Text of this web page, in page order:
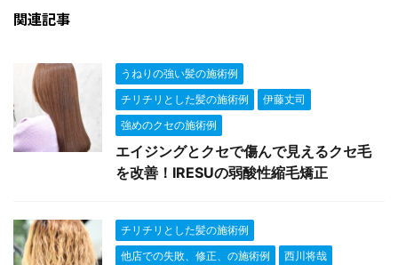
関連記事
うねりの強い髪の施術例
チリチリとした髪の施術例
伊藤丈司
強めのクセの施術例
エイジングとクセで傷んで見えるクセ毛
を改善！IRESUの弱酸性縮毛矯正
チリチリとした髪の施術例
他店での失敗、修正、の施術例
西川将哉